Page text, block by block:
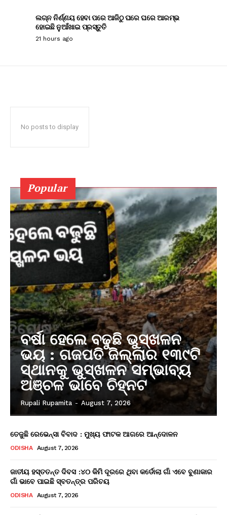
ଲଗ୍ନ ନିର୍ଣ୍ଣୟ ହେବା ପରେ ଆଜିଠୁ ଘରେ ଘରେ ଆରମ୍ଭ
ହୋଇଛି ନୁଆଁଖାଇ ପ୍ରସ୍ତୁତି
21 hours ago
No posts to display
Popular
ବର୍ଷା ହେଲେ ବଢୁଛି ଭୁସ୍ଖଳନ
ଭୟ : ଗଜପତି ଜିଲ୍ଲାର ୧୩୯ଟି
ସ୍ଥାନକୁ ଭୁସ୍ଖଳନ ସମ୍ଭାବ୍ୟ
ଅଞ୍ଚଳ ଭାବେ ଚିହ୍ନଟ
Rupali Rupamita - August 7, 2026
ତେଜୁଛି ରେଭେନ୍ସା ବିବାଦ : ମୁଖ୍ୟ ଫାଟକ ଆଗରେ ଆନ୍ଦୋଳନ
ODISHA August 7, 2026
ଜାତୀୟ ହସ୍ତତନ୍ତ ଦିବସ :୪୦ କିମି ଦୂରରେ ଥିବା କର୍ଡୋଲା ଗାଁ ଏବେ ବୁଣାକାର
ଗାଁ ଭାବେ ପାଇଛି ସ୍ବତନ୍ତ୍ର ପରିଚୟ
ODISHA August 7, 2026